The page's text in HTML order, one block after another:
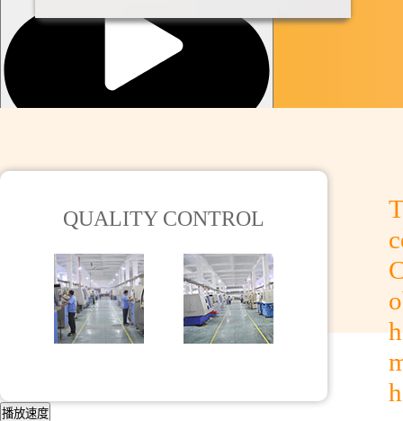
0:00
播放速度
QUALITY CONTROL